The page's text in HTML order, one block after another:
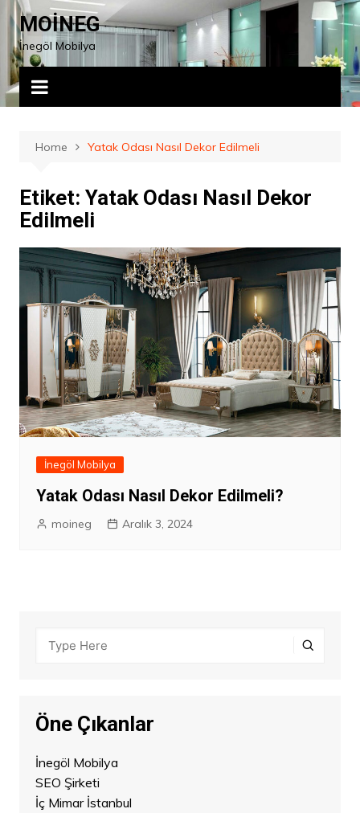
Skip
content
MOİNEG
İnegöl Mobilya
Home Yatak Odası Nasıl Dekor Edilmeli
Etiket: Yatak Odası Nasıl Dekor
Edilmeli
İnegöl Mobilya
Yatak Odası Nasıl Dekor Edilmeli?
moineg Aralık 3, 2024
Öne Çıkanlar
İnegöl Mobilya
SEO Şirketi
İç Mimar İstanbul